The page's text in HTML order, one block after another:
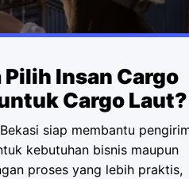
Pilih Insan Cargo
Cargo Laut?
siap membantu
kebutuhan bisnis maupun
proses yang lebih praktis,